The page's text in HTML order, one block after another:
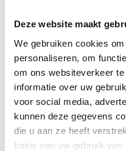
Deze website maakt
We gebruiken cookies
personaliseren, om
om ons websiteverkeer
informatie over uw
voor social media,
kunnen deze gegevens
die u aan ze heeft
basis van uw gebruik van